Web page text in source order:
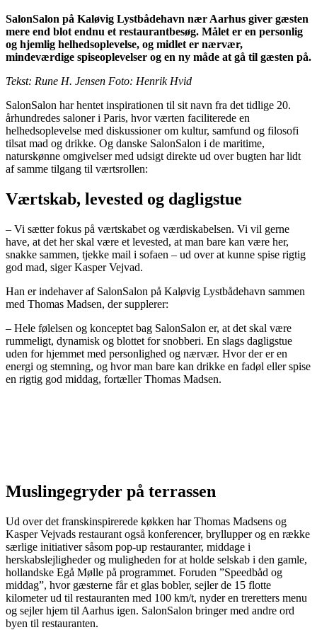
SalonSalon på Kaløvig Lystbådehavn nær Aarhus giver gæsten
mere end blot endnu et restaurantbesøg. Målet er en personlig
og hjemlig helhedsoplevelse, og midlet er nærvær,
mindeværdige spiseoplevelser og en ny måde at gå til gæsten på.
Tekst: Rune H. Jensen Foto: Henrik Hvid
SalonSalon har hentet inspirationen til sit navn fra det tidlige 20.
århundredes saloner i Paris, hvor værten faciliterede en
helhedsoplevelse med diskussioner om kultur, samfund og filosofi
tilsat mad og drikke. Og danske SalonSalon i de maritime,
naturskønne omgivelser med udsigt direkte ud over bugten har lidt
af samme tilgang til værtsrollen:
Værtskab, levested og dagligstue
– Vi sætter fokus på værtskabet og værdiskabelsen. Vi vil gerne
have, at det her skal være et levested, at man bare kan være her,
snakke sammen, tjekke mail i sofaen – ud over at kunne spise rigtig
god mad, siger Kasper Vejvad.
Han er indehaver af SalonSalon på Kaløvig Lystbådehavn sammen
med Thomas Madsen, der supplerer:
– Hele følelsen og konceptet bag SalonSalon er, at det skal være
rummeligt, dynamisk og blottet for snobberi. En slags dagligstue
uden for hjemmet med personlighed og nærvær. Hvor der er en
energi og stemning, og hvor man bare kan drikke en fadøl eller spise
en rigtig god middag, fortæller Thomas Madsen.
Muslingegryder på terrassen
Ud over det franskinspirerede køkken har Thomas Madsens og
Kasper Vejvads restaurant også konferencer, bryllupper og en række
særlige initiativer såsom pop-up restauranter, middage i
herskabslejligheder og muligheden for at holde selskab i den gamle,
hollandske Egå Mølle på programmet. Foruden ”Speedbåd og
middag”, hvor gæsterne får et glas bobler, sejler de 15 flotte
kilometer ud til restauranten med 100 km/t, nyder en treretters menu
og sejler hjem til Aarhus igen. SalonSalon bringer med andre ord
byen til restauranten.